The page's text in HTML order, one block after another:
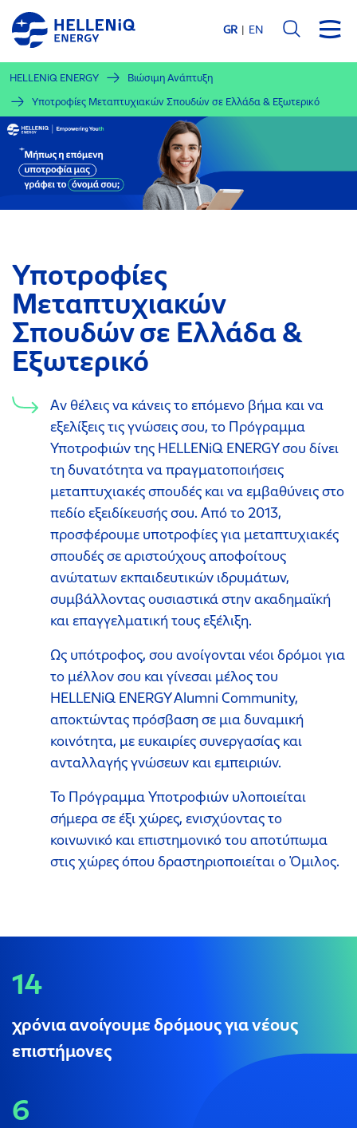
Παράκαμψη
προς
κυρίως
περιεχόμενο
GR EN
HELLENiQ ENERGY
Βιώσιμη Ανάπτυξη
Υποτροφίες Μεταπτυχιακών Σπουδών σε Ελλάδα & Εξωτερικό
Υποτροφίες
Μεταπτυχιακών
Σπουδών σε Ελλάδα &
Εξωτερικό
Αν θέλεις να κάνεις το επόμενο βήμα και να
εξελίξεις τις γνώσεις σου, το Πρόγραμμα
Υποτροφιών της HELLENiQ ENERGY σου δίνει
τη δυνατότητα να πραγματοποιήσεις
μεταπτυχιακές σπουδές και να εμβαθύνεις στο
πεδίο εξειδίκευσής σου. Από το 2013,
προσφέρουμε υποτροφίες για μεταπτυχιακές
σπουδές σε αριστούχους αποφοίτους
ανώτατων εκπαιδευτικών ιδρυμάτων,
συμβάλλοντας ουσιαστικά στην ακαδημαϊκή
και επαγγελματική τους εξέλιξη.
Ως υπότροφος, σου ανοίγονται νέοι δρόμοι για
το μέλλον σου και γίνεσαι μέλος του
HELLENiQ ENERGY Alumni Community,
αποκτώντας πρόσβαση σε μια δυναμική
κοινότητα, με ευκαιρίες συνεργασίας και
ανταλλαγής γνώσεων και εμπειριών.
Το Πρόγραμμα Υποτροφιών υλοποιείται
σήμερα σε έξι χώρες, ενισχύοντας το
κοινωνικό και επιστημονικό του αποτύπωμα
στις χώρες όπου δραστηριοποιείται ο Όμιλος.
14
χρόνια ανοίγουμε δρόμους για νέους
επιστήμονες
6